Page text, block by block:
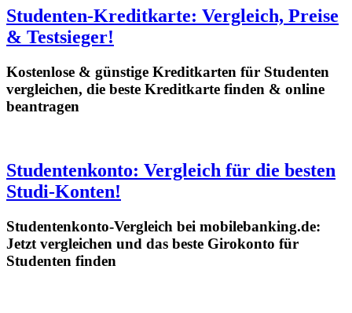
Studenten-Kreditkarte: Vergleich, Preise
& Testsieger!
Kostenlose & günstige Kreditkarten für Studenten
vergleichen, die beste Kreditkarte finden & online
beantragen
Studentenkonto: Vergleich für die besten
Studi-Konten!
Studentenkonto-Vergleich bei mobilebanking.de:
Jetzt vergleichen und das beste Girokonto für
Studenten finden